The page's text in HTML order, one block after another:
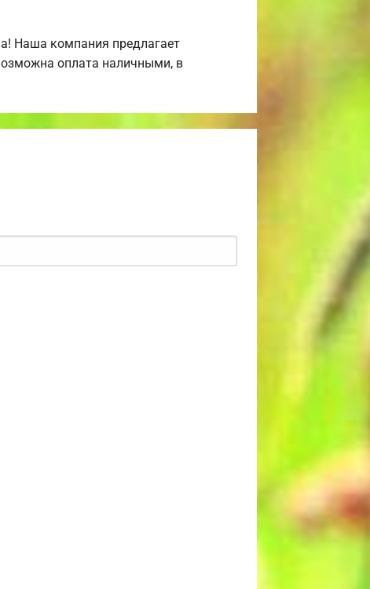
Наша компания предлагает
оплата наличными, в